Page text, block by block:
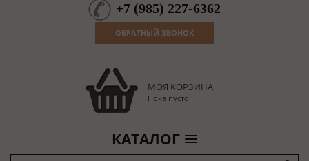
+7 (985) 227-6362
ОБРАТНЫЙ ЗВОНОК
МОЯ КОРЗИНА
Пока пусто
КАТАЛОГ